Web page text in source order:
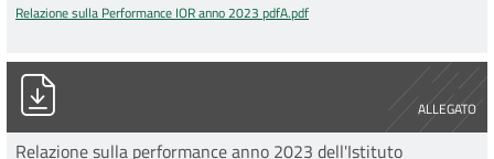
Relazione sulla Performance IOR anno 2023 pdfA.pdf
ALLEGATO
Allegato 1 Indicatori RelPerformance pdfA.pdf
Relazione sulla performance anno 2023 dell'Istituto